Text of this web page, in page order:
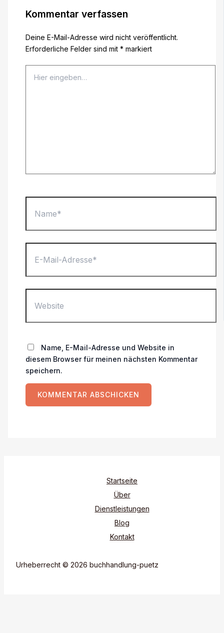
Kommentar verfassen
Deine E-Mail-Adresse wird nicht veröffentlicht.
Erforderliche Felder sind mit *markiert
eingeben…
Mail-
Name, E-Mail-Adresse und Website in
diesem Browser für meinen nächsten Kommentar
speichern.
Startseite
Über
Dienstleistungen
Blog
Kontakt
Urheberrecht © 2026 buchhandlung-puetz